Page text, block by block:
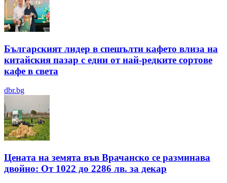
Българският лидер в спешълти кафето влиза на
китайския пазар с едни от най-редките сортове
кафе в света
dbr.bg
Цената на земята във Врачанско се разминава
двойно: От 1022 до 2286 лв. за декар